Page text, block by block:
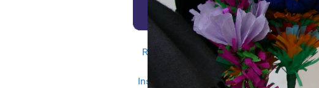
Rozliczenie PIT we
Instytutem Wsparcia